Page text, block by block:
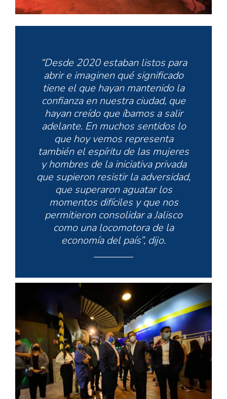
“Desde 2020 estaban listos para
abrir e imaginen qué significado
tiene el que hayan mantenido la
confianza en nuestra ciudad, que
hayan creído que íbamos a salir
adelante. En muchos sentidos lo
que hoy vemos representa
también el espíritu de las mujeres
y hombres de la iniciativa privada
que supieron resistir la adversidad,
que superaron aguatar los
momentos difíciles y que nos
permitieron consolidar a Jalisco
como una locomotora de la
economía del país”, dijo.